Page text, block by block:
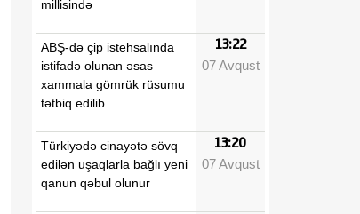
millisində
ABŞ-də çip istehsalında
istifadə olunan əsas
xammala gömrük rüsumu
tətbiq edilib
13:22
07 Avqust
Türkiyədə cinayətə sövq
edilən uşaqlarla bağlı yeni
qanun qəbul olunur
13:20
07 Avqust